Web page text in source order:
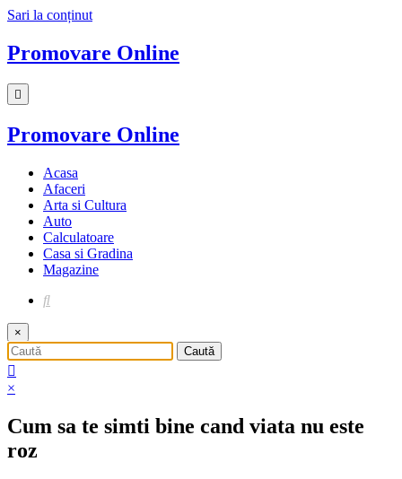
Sari la conținut
Promovare Online
Promovare Online
Acasa
Afaceri
Arta si Cultura
Auto
Calculatoare
Casa si Gradina
Magazine
×
×
Cum sa te simti bine cand viata nu este
roz